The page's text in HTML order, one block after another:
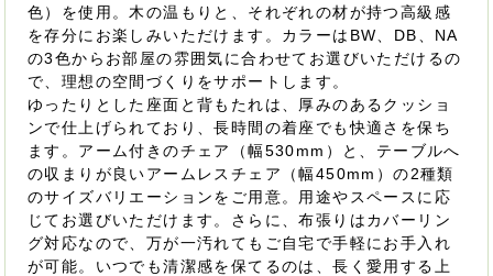
色）を使用。木の温もりと、それぞれの材が持つ高級感
を存分にお楽しみいただけます。カラーはBW、DB、NA
の3色からお部屋の雰囲気に合わせてお選びいただけるの
で、理想の空間づくりをサポートします。
ゆったりとした座面と背もたれは、厚みのあるクッショ
ンで仕上げられており、長時間の着座でも快適さを保ち
ます。アーム付きのチェア（幅530mm）と、テーブルへ
の収まりが良いアームレスチェア（幅450mm）の2種類
のサイズバリエーションをご用意。用途やスペースに応
じてお選びいただけます。さらに、布張りはカバーリン
グ対応なので、万が一汚れてもご自宅で手軽にお手入れ
が可能。いつでも清潔感を保てるのは、長く愛用する上